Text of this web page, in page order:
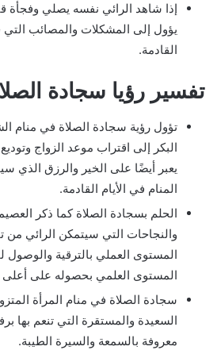
إذا شاهد الرائي نفسه يصلي وفجأة
يؤول إلى المشكلات والمصائب التي
القادمة.
تفسير رؤيا سجادة
تؤول رؤية سجادة الصلاة في منام
البكر إلى اقتراب موعد الزواج وتوديع
يعبر أيضًا على الخير والرزق
المنام في الأيام القادمة.
الحلم بسجادة الصلاة كما ذكر
والنجاحات التي سيتمكن الرائي من
المستوى العملي بالترقية
المستوى العلمي بحصوله على أعلى
سجادة الصلاة في منام المرأة
السعيدة والمستقرة التي تنعم بها
معروفة بالسمعة والسيرة الطيبة.